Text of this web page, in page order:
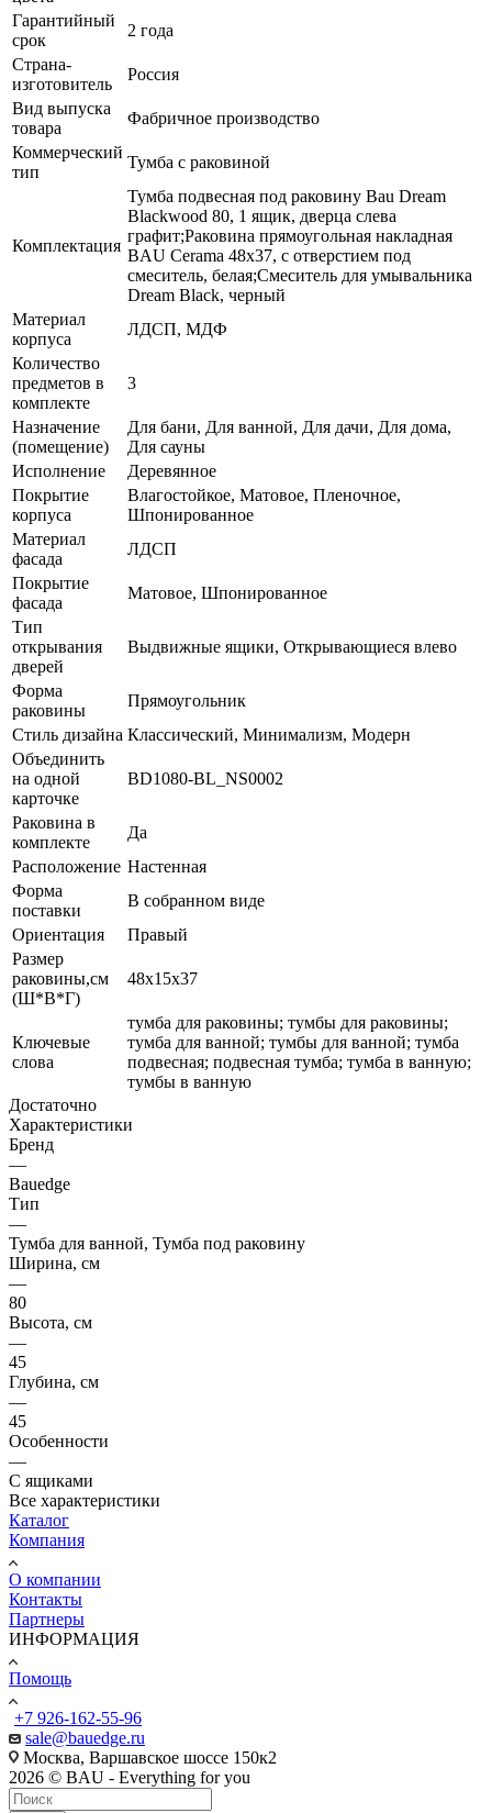
Гарантийный
срок
2 года
Страна-
изготовитель
Россия
Вид выпуска
товара
Фабричное производство
Коммерческий
тип
Тумба с раковиной
Комплектация
Тумба подвесная под раковину Bau Dream
Blackwood 80, 1 ящик, дверца слева
графит;Раковина прямоугольная накладная
BAU Cerama 48х37, с отверстием под
смеситель, белая;Смеситель для умывальника
Dream Black, черный
Материал
корпуса
ЛДСП, МДФ
Количество
предметов в
комплекте
3
Назначение
(помещение)
Для бани, Для ванной, Для дачи, Для дома,
Для сауны
Исполнение
Деревянное
Покрытие
корпуса
Влагостойкое, Матовое, Пленочное,
Шпонированное
Материал
фасада
ЛДСП
Покрытие
фасада
Матовое, Шпонированное
Тип
открывания
дверей
Выдвижные ящики, Открывающиеся влево
Форма
раковины
Прямоугольник
Стиль дизайна Классический, Минимализм, Модерн
Объединить
на одной
карточке
BD1080-BL_NS0002
Раковина в
комплекте
Да
Расположение Настенная
Форма
поставки
В собранном виде
Ориентация
Правый
Размер
раковины,см
(Ш*В*Г)
48х15х37
Ключевые
слова
тумба для раковины; тумбы для раковины;
тумба для ванной; тумбы для ванной; тумба
подвесная; подвесная тумба; тумба в ванную;
тумбы в ванную
Достаточно
Характеристики
Бренд
—
Bauedge
Тип
—
Тумба для ванной, Тумба под раковину
Ширина, см
—
80
Высота, см
—
45
Глубина, см
—
45
Особенности
—
С ящиками
Все характеристики
Каталог
Компания
О компании
Контакты
Партнеры
ИНФОРМАЦИЯ
Помощь
+7 926-162-55-96
sale@bauedge.ru
Москва, Варшавское шоссе 150к2
2026 © BAU - Everything for you